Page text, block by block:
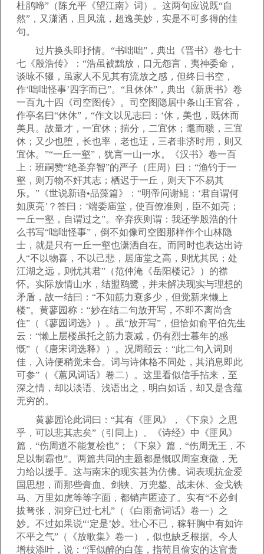
杜鹃啼”（陈允平《望江南》词）。这两句应说既“自
然”，又潇洒，且风流，超逸美妙，实是不可多得的佳
句。
过片换头即抒情。“书咄咄”，典出《晋书》卷七十
七《殷浩传》：“浩虽被黜放，口无怨言，夷神委命，
谈咏不辍，虽家人不见其有流放之感，但终日书空，
作‘咄咄怪事’四字而已”。“且休休”，典出《新唐书》卷
一百九十四《司空图传》。司空图隐居中条山王官谷，
作亭名曰“休休”，“作文以见志曰：‘休，美也，既休而
美具。故量才，一宜休；揣分，二宜休；耄而聩，三宜
休；又少也堕，长也率，老也迂，三者非济时用，则又
宜休。”“一丘一壑”，犹言一山一水。《汉书》卷一百
上：班嗣赞“绝圣弃智”的严子（庄周）曰：“渔钓于一
壑，则万物不奸其志；栖迟于一丘，则天下不易其
乐。”《世说新语•品藻篇》：“明帝问谢鲲：‘君自谓何
如庾亮’？答曰：‘端委庙堂，使百僚准则，臣不如亮；
一丘一壑，自谓过之”。辛弃疾则谓：我还学殷浩的什
么书写“咄咄怪事”，倒不如像司空图那样作个山林隐
士，就是只有一丘一壑也潇洒自在。而同时也表达出诗
人“不以物喜，不以己悲，居庙堂之高，则忧其民；处
江湖之远，则忧其君”（范仲淹《岳阳楼记》）的襟
怀。实际放情山水，结盟鸥鹭，并未解决现实与理想的
矛盾，故一结曰：“不知筋力衰多少，但觉新来懒上
楼”。黄蓼园称：“妙在结二句放开写，不即不离尚含
住”（《蓼园词选》）。虽“放开写”，但恰如俞平伯先生
云：“懒上层楼虽托之筋力衰减，仍有烈士暮年的感
慨”（《唐宋词选释》）。况周颐云：“此二句入词则
佳，入诗便稍觉未合。词与诗体格不同处，其消息即此
可参”（《蕙风词话》卷二）。这里看似信手拈来，至
深之情，却以淡语、浅语出之，明白如话，却又是含蕴
无穷的。
黄蓼园论此词曰：“其有《匪风》，《下泉》之思
乎，可以悲其志矣”（引同上）。《诗经》中《匪风》
篇，“伤周道不能复桧也”；《下泉》篇，“伤周无王，不
足以制霸也”。两篇共同的主题都是慨叹周室衰微，无
力给以援手。这与南宋的现实甚为仿佛。词表现抗金爱
国思想，而那些膏血、剑铗、万兜鍪、战未休、金戈铁
马、万里如虎等等字面，都销声匿迹了。实有“不必剑
拔弩张，洞穿已过七札”（《白雨斋词话》卷一）之
妙。不过如果说“‘定是’妙。壮心不已，稼轩胸中有如许
不平之气”（《放歌集》卷一），似也缺乏根据。今人
增枝添叶，说：“浑似醉的白莲，指苟且偷安的达官贵